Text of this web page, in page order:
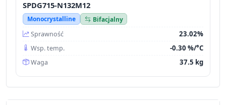
SPDG715-N132M12
Monocrystalline
Bifacjalny
Sprawność
23.02%
Wsp. temp. -0.30 %/°C
Waga 37.5 kg